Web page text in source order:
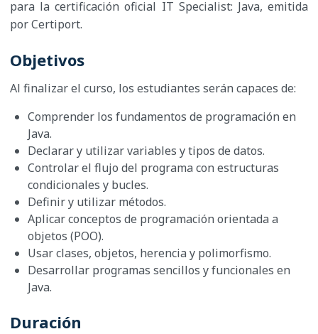
para la certificación oficial IT Specialist: Java, emitida
por Certiport.
Objetivos
Al finalizar el curso, los estudiantes serán capaces de:
Comprender los fundamentos de programación en
Java.
Declarar y utilizar variables y tipos de datos.
Controlar el flujo del programa con estructuras
condicionales y bucles.
Definir y utilizar métodos.
Aplicar conceptos de programación orientada a
objetos (POO).
Usar clases, objetos, herencia y polimorfismo.
Desarrollar programas sencillos y funcionales en
Java.
Duración